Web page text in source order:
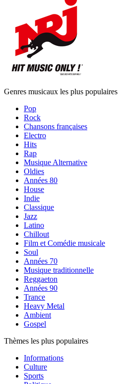
Genres musicaux les plus populaires
Pop
Rock
Chansons françaises
Electro
Hits
Rap
Musique Alternative
Oldies
Années 80
House
Indie
Classique
Jazz
Latino
Chillout
Film et Comédie musicale
Soul
Années 70
Musique traditionnelle
Reggaeton
Années 90
Trance
Heavy Metal
Ambient
Gospel
Thèmes les plus populaires
Informations
Culture
Sports